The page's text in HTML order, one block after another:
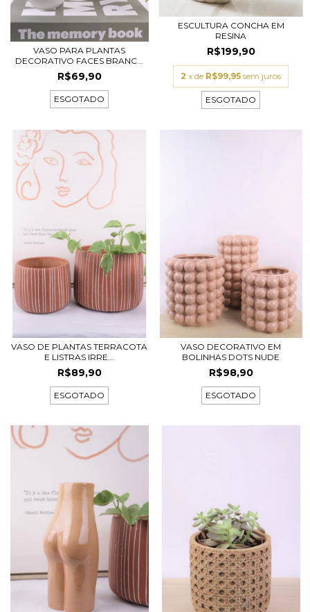
VASO PARA PLANTAS
DECORATIVO FACES BRANC...
R$69,90
ESGOTADO
ESCULTURA CONCHA EM
RESINA
R$199,90
2 x de R$99,95 sem juros
ESGOTADO
VASO DE PLANTAS TERRACOTA
E LISTRAS IRRE...
R$89,90
ESGOTADO
VASO DECORATIVO EM
BOLINHAS DOTS NUDE
R$98,90
ESGOTADO